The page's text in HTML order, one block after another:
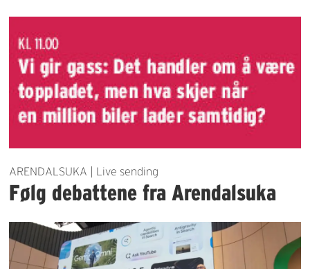
ARENDALSUKA | Live sending
Følg debattene fra Arendalsuka